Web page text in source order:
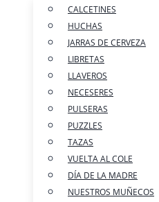
CALCETINES
HUCHAS
JARRAS DE CERVEZA
LIBRETAS
LLAVEROS
NECESERES
PULSERAS
PUZZLES
TAZAS
VUELTA AL COLE
DÍA DE LA MADRE
NUESTROS MUÑECOS